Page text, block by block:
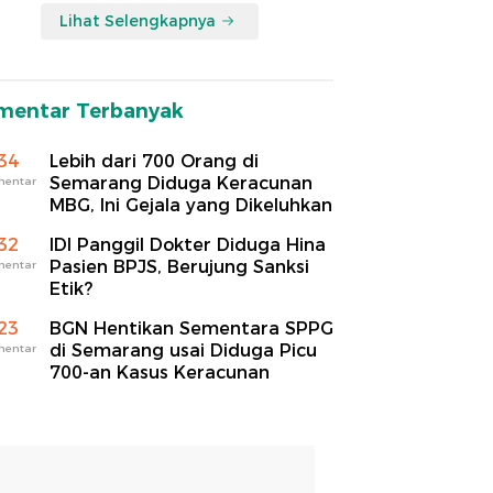
Lihat Selengkapnya
Terbanyak
Lebih dari 700 Orang di
Semarang Diduga Keracunan
MBG, Ini Gejala yang Dikeluhkan
IDI Panggil Dokter Diduga Hina
Pasien BPJS, Berujung Sanksi
Etik?
BGN Hentikan Sementara SPPG
di Semarang usai Diduga Picu
700-an Kasus Keracunan